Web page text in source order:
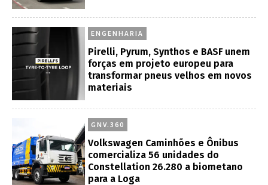
ENGENHARIA
Pirelli, Pyrum, Synthos e BASF unem
forças em projeto europeu para
transformar pneus velhos em novos
materiais
GNV.360
Volkswagen Caminhões e Ônibus
comercializa 56 unidades do
Constellation 26.280 a biometano
para a Loga